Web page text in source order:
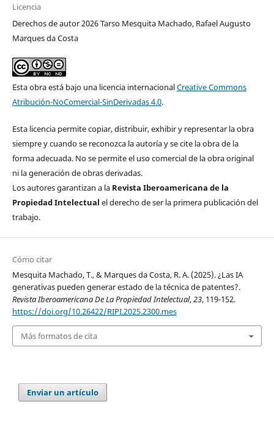
Licencia
Derechos de autor 2026 Tarso Mesquita Machado, Rafael Augusto
Marques da Costa
Esta obra está bajo una licencia internacionalCreative Commons
Atribución-NoComercial-SinDerivadas 4.0.
Esta licencia permite copiar, distribuir, exhibir y representar la obra
siempre y cuando se reconozca la autoría y se cite la obra de la
forma adecuada. No se permite el uso comercial de la obra original
ni la generación de obras derivadas.
Los autores garantizan a la Revista Iberoamericana de la
Propiedad Intelectual el derecho de ser la primera publicación del
trabajo.
Cómo citar
Mesquita Machado, T., & Marques da Costa, R. A. (2025). ¿Las IA
generativas pueden generar estado de la técnica de patentes?.
Revista Iberoamericana De La Propiedad Intelectual,23, 119-152.
https://doi.org/10.26422/RIPI.2025.2300.mes
Más formatos de cita
Enviar un artículo